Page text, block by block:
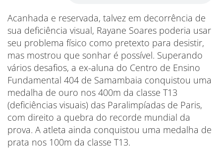
Acanhada e reservada, talvez em decorrência de
sua deficiência visual, Rayane Soares poderia usar
seu problema físico como pretexto para desistir,
mas mostrou que sonhar é possível. Superando
vários desafios, a ex-aluna do Centro de Ensino
Fundamental 404 de Samambaia conquistou uma
medalha de ouro nos 400m da classe T13
(deficiências visuais) das Paralimpíadas de Paris,
com direito a quebra do recorde mundial da
prova. A atleta ainda conquistou uma medalha de
prata nos 100m da classe T13.